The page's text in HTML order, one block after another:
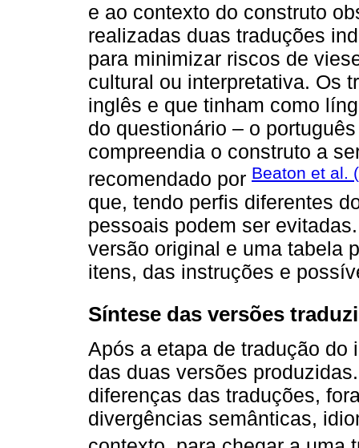
e ao contexto do construto
realizadas duas traduções
para minimizar riscos de
cultural ou interpretativa. Os
inglês e que tinham como
do questionário – o
compreendia o construto a
recomendado por Beaton et al.
que, tendo perfis diferentes
pessoais podem ser
versão original e uma tabela
itens, das instruções e
Síntese das versões
Após a etapa de tradução
das duas versões
diferenças das traduções,
divergências semânticas,